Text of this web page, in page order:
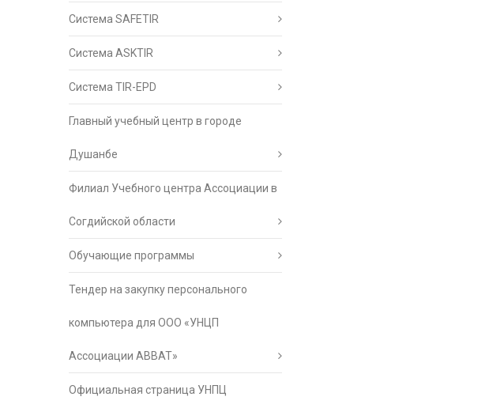
Система SAFETIR
Система ASKTIR
Система TIR-EPD
Главный учебный центр в городе
Душанбе
Филиал Учебного центра Ассоциации в
Согдийской области
Обучающие программы
Тендер на закупку персонального
компьютера для ООО «УНЦП
Ассоциации АВВАТ»
Официальная страница УНПЦ